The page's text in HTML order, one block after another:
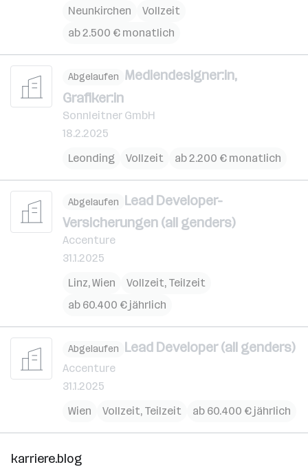
Neunkirchen
Vollzeit
ab 2.500 € monatlich
Abgelaufen Mediendesigner:in,
Grafiker:in
Sonnleitner GmbH
18.2.2025
Leonding
Vollzeit ab 2.200 € monatlich
Abgelaufen Lead Developer-
Versicherungen (all genders)
Accenture
31.1.2025
Linz,Wien
Vollzeit, Teilzeit
ab 60.400 € jährlich
Abgelaufen Lead Developer (all genders)
Accenture
31.1.2025
Wien
Vollzeit, Teilzeit ab 60.400 € jährlich
karriere.blog